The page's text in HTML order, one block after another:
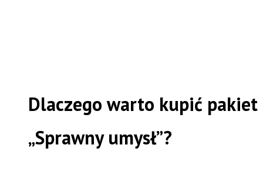
Dlaczego warto kupić pakiet
„Sprawny umysł”?